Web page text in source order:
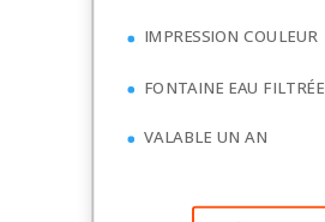
IMPRESSION COULEUR
FONTAINE EAU FILTRÉE
VALABLE UN AN